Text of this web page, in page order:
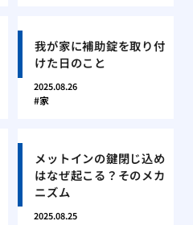
我が家に補助錠を取り付
けた日のこと
2025.08.26
家
メットインの鍵閉じ込め
はなぜ起こる？そのメカ
ニズム
2025.08.25